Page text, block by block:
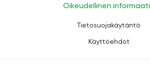
Oikeudellinen
Tietosuojakäytäntö
Käyttöehdot